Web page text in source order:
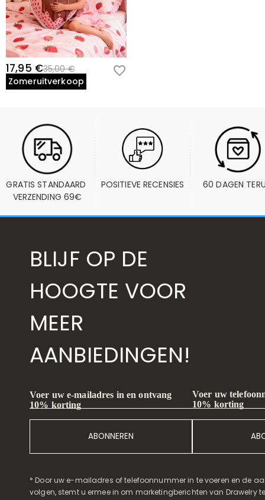
17,95 €35,00 €
Zomeruitverkoop
GRATIS STANDAARD
VERZENDING 69€
POSITIEVE RECENSIES 60 DAGEN
BLIJF OP DE
HOOGTE VOOR
MEER
AANBIEDINGEN!
Voer uw e-mailadres in en ontvang
10% korting
ABONNEREN
Voer uw
10% korting
* Door uw e-mailadres of telefoonnummer in te voeren en de
volgen, stemt u ermee in om marketingberichten van Drawelry